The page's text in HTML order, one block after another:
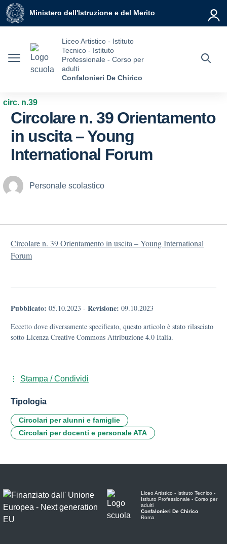
Vai ai contenuti
Vai al menu di navigazione
Vai al footer
Ministero dell'Istruzione e del Merito
Liceo Artistico - Istituto
Tecnico - Istituto
Professionale - Corso per
adulti
Confalonieri De Chirico
circ. n.39
Circolare n. 39 Orientamento
in uscita – Young
International Forum
Personale scolastico
Circolare n. 39 Orientamento in uscita – Young International
Forum
Pubblicato: 05.10.2023 - Revisione: 09.10.2023
Eccetto dove diversamente specificato, questo articolo è stato rilasciato
sotto Licenza Creative Commons Attribuzione 4.0 Italia.
Stampa / Condividi
Tipologia
Circolari per alunni e famiglie
Circolari per docenti e personale ATA
Liceo Artistico - Istituto Tecnico -
Istituto Professionale - Corso per
adulti
Confalonieri De Chirico
Roma